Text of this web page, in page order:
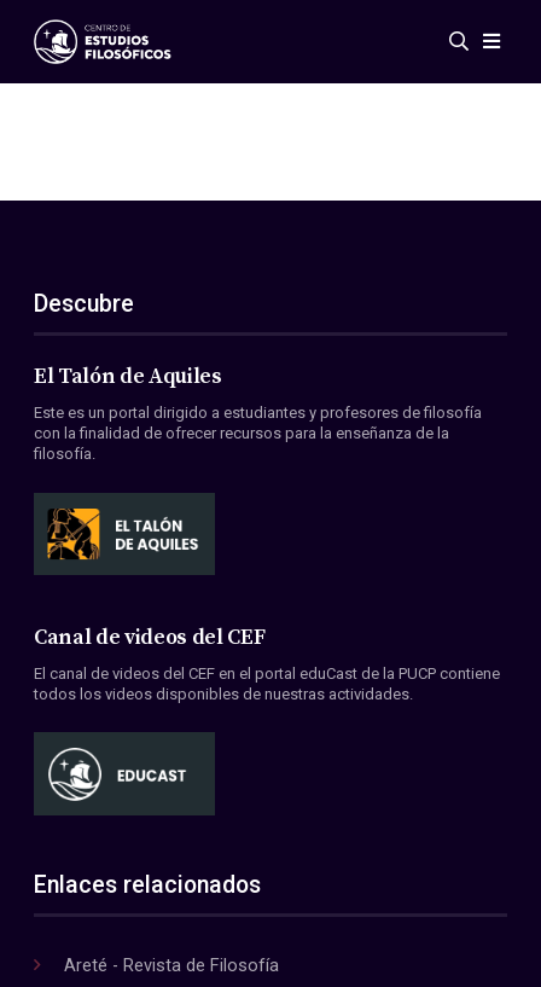
Eventos
ES
EN
Acerca de nosotros
Miembros
Convenios
Descubre
El Talón de Aquiles
Este es un portal dirigido a estudiantes y profesores de filosofía
con la finalidad de ofrecer recursos para la enseñanza de la
filosofía.
Canal de videos del CEF
El canal de videos del CEF en el portal eduCast de la PUCP contiene
todos los videos disponibles de nuestras actividades.
Enlaces relacionados
Areté - Revista de Filosofía